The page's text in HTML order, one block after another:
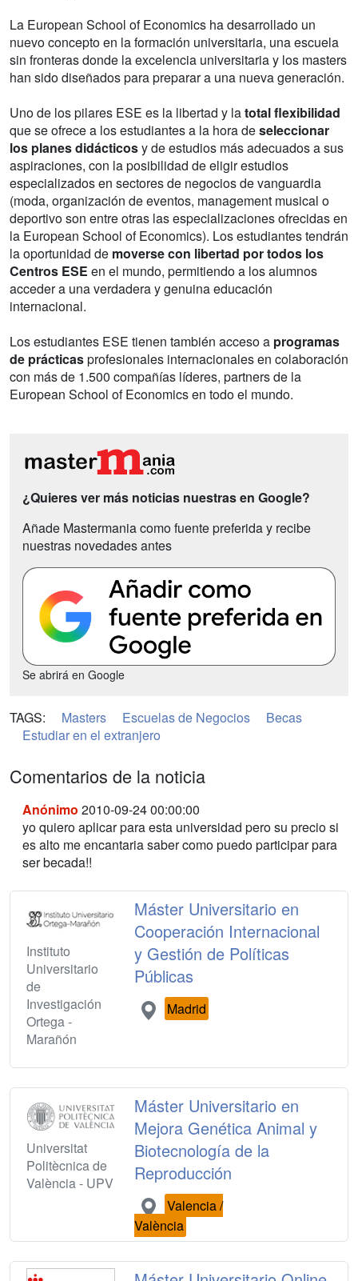
La European School of Economics ha desarrollado un
nuevo concepto en la formación universitaria, una escuela
sin fronteras donde la excelencia universitaria y los masters
han sido diseñados para preparar a una nueva generación.
Uno de los pilares ESE es la libertad y latotal flexibilidad
que se ofrece a los estudiantes a la hora deseleccionar
los planes didácticosy de estudios más adecuados a sus
aspiraciones, con la posibilidad de eligir estudios
especializados en sectores de negocios de vanguardia
(moda, organización de eventos, management musical o
deportivo son entre otras las especializaciones ofrecidas en
la European School of Economics). Los estudiantes tendrán
la oportunidad de moverse con libertad por todos los
Centros ESE en el mundo, permitiendo a los alumnos
acceder a una verdadera y genuina educación
internacional.
Los estudiantes ESE tienen también acceso a programas
de prácticasprofesionales internacionales en colaboración
con más de 1.500 compañías líderes, partners de la
European School of Economics en todo el mundo.
¿Quieres ver más noticias nuestras en Google?
Añade Mastermania como fuente preferida y recibe
nuestras novedades antes
Se abrirá en Google
TAGS: Masters Escuelas de Negocios
Becas
Estudiar en el extranjero
Comentarios de la noticia
Anónimo 2010-09-24 00:00:00
yo quiero aplicar para esta universidad pero su precio si
es alto me encantaria saber como puedo participar para
ser becada!!
Instituto
Universitario
de
Investigación
Ortega -
Marañón
Máster Universitario en
Cooperación Internacional
y Gestión de Políticas
Públicas
Madrid
Universitat
Politècnica de
València - UPV
Máster Universitario en
Mejora Genética Animal y
Biotecnología de la
Reproducción
Valencia /
València